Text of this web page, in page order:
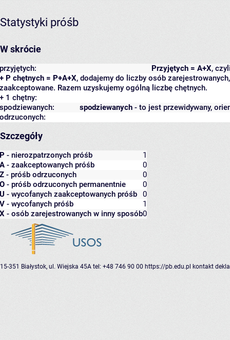
Statystyki próśb
W skrócie
Przyjętych = A+X,
przyjętych:
+ P chętnych = P+A+X, dodajemy do liczby osób
zaakceptowane. Razem uzyskujemy ogólną liczbę chętnych.
+ 1 chętny:
spodziewanych - to jest przewidywany,
spodziewanych:
odrzuconych:
Szczegóły
P - nierozpatrzonych próśb
1
A - zaakceptowanych próśb
0
Z - próśb odrzuconych
0
O - próśb odrzuconych permanentnie
0
U - wycofanych zaakceptowanych próśb
0
V - wycofanych próśb
1
X - osób zarejestrowanych w inny sposób0
15-351 Białystok, ul. Wiejska 45A tel: +48 746 90 00 https://pb.edu.pl kontakt